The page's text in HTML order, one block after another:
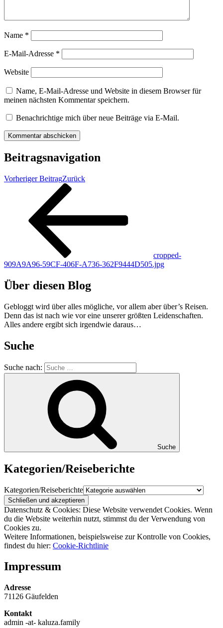
Name *
E-Mail-Adresse *
Website
Name, E-Mail-Adresse und Website in diesem Browser für
meinen nächsten Kommentar speichern.
Benachrichtige mich über neue Beiträge via E-Mail.
Beitragsnavigation
Vorheriger BeitragZurück
cropped-
909A9A96-59CF-406F-A736-362F9444D505.jpg
Über diesen Blog
Gebloggt wird über alles mögliche, vor allem aber über’s Reisen.
Denn das ist nach wie vor eine unserer größten Leidenschaften.
Alles andere ergibt sich irgendwie daraus…
Suche
Suche nach:
Suche
Kategorien/Reiseberichte
Kategorien/Reiseberichte
Datenschutz & Cookies: Diese Website verwendet Cookies. Wenn
du die Website weiterhin nutzt, stimmst du der Verwendung von
Cookies zu.
Weitere Informationen, beispielsweise zur Kontrolle von Cookies,
findest du hier: Cookie-Richtlinie
Impressum
Adresse
71126 Gäufelden
Kontakt
admin -at- kaluza.family